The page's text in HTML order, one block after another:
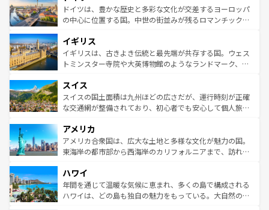
性で訪れる人を魅了する。 なお、新着のスペイン情報は コ
ンテンツ一覧を参照してほしい。
聖堂、美しいビーチ、そして豊かな自然が、訪れる者を心
から魅了する。また、フランスは美食の国としても知ら
いる。シャンパンの発祥地であるランス、プロヴァンスの
香り高いラベンダー畑など、多彩な楽しみ方が可能だ。さ
らに、パリ以外の地域にも魅力が溢れており、どの街角に
れる地方に足を運ぶとそれぞれで全く異なる文化を体験で
きるだろう。 なお、新着のフランス情報はコンテンツ一覧
を参照してほしい。
ドイツは、豊かな歴史と多彩な文化が交差するヨーロッパ
の中心に位置する国。中世の街並みが残るロマンチック街
顔を持つこの国は、どこを歩いても飽きることがない。ベ
ルリンの文化的活気、バイエルン州のアルプスの絶景、そ
してライン川沿いのワイン畑といった風景は必見。ビール
は、お酒好きな人にはぜひ体験してほしい。 なお、新着の
ドイツ情報はコンテンツ一覧を参照してほしい。
イギリス
イギリスは、古きよき伝統と最先端が共存する国。ウェス
トミンスター寺院や大英博物館のようなランドマーク、歴
リアごとに異なる魅力がある。また、優雅なアフタヌーン
ティー、ビール好きにはたまらない英国パブ、サッカー観
戦など、本場だからこそできる体験も豊富。イギリスを旅
ンツ一覧を参照してほしい。
スイス
スイスの国土面積は九州ほどの広さだが、運行時刻が正確
な交通網が整備されており、初心者でも安心して個人旅行
の建物がそのまま残る町や、スイスならではのユニークな
博物館もあり、アルプス観光だけでなく町歩きも満喫する
ことができる。国民の所得が高いため物価も高いが、旅行
ば市内交通費無料で観光を楽しむこともできる。 なお、新
着のスイス情報はコンテンツ一覧 を参照してほしい。
アメリカ
アメリカ合衆国は、広大な土地と多様な文化が魅力の国。
東海岸の都市部から西海岸のカリフォルニアまで、訪れる
のような巨大都市は、観光、ショッピング、エンターテイ
ンメントが詰まった刺激的なスポットだ。一方、アメリカ
西部には大自然が広がり、グランドキャニオンやイエロー
ハワイ
年間を通じて温暖な気候に恵まれ、多くの島で構成される
ハワイは、どの島も独自の魅力をもっている。大自然の神